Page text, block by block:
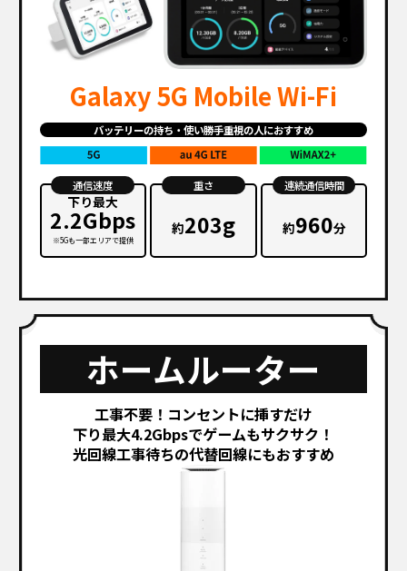
Galaxy 5G Mobile Wi-Fi
バッテリーの持ち・使い勝手重視の人におすすめ
通信速度
下り最大
2.2Gbps
※5Gも一部エリアで提供
重さ
約203g
連続通信時間
約960分
ホームルーター
工事不要！コンセントに挿すだけ
下り最大4.2Gbpsでゲームもサクサク！
光回線工事待ちの代替回線にもおすすめ